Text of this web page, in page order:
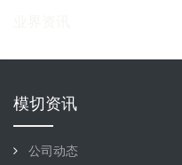
模切资讯
公司动态